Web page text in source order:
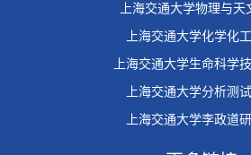
上海交通大学物理与天
上海交通大学化学化
上海交通大学生命科学
上海交通大学分析测
上海交通大学李政道